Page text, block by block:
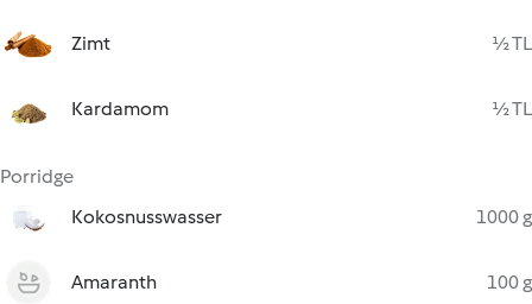
Zimt ½ TL
Kardamom ½ TL
Porridge
Kokosnusswasser
1000 g
Amaranth 100 g